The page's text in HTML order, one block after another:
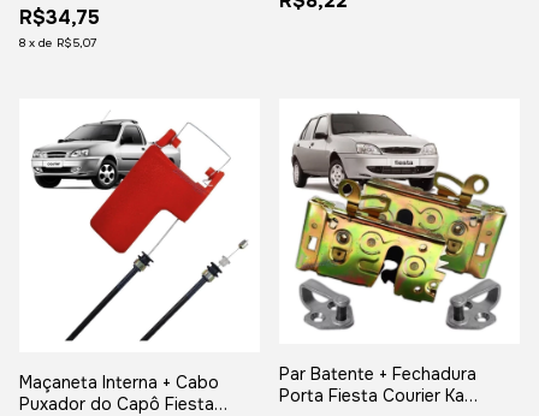
R$34,75
8 x de R$5,07
Maçaneta Interna + Cabo
Puxador do Capô Fiesta
Par Batente + Fechadura
Porta Fiesta Courier Ka